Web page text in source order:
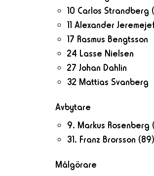
10 Carlos Strandberg
11 Alexander
17 Rasmus Bengtsson
24 Lasse Nielsen
27 Johan Dahlin
32 Mattias Svanberg
Avbytare
9. Markus Rosenberg
31. Franz Brorsson (89)
Målgörare